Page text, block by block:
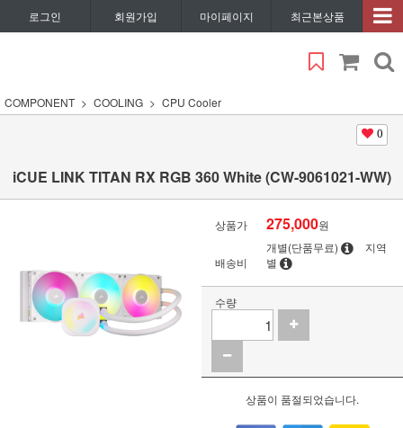
로그인 회원가입 마이페이지 최근본상품
COMPONENT COOLING CPU Cooler
0
iCUE LINK TITAN RX RGB 360 White (CW-9061021-WW)
상품가 275,000원
배송비
개별(단품무료)
지역
별
수량
상품이 품절되었습니다.